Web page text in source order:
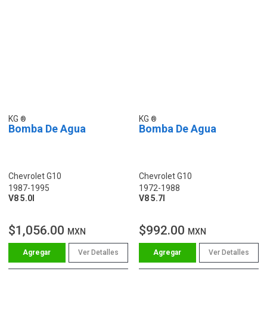
KG
Bomba De Agua
Chevrolet G10
1987-1995
V8 5.0l
$1,056.00 MXN
Ver Detalles
KG
Bomba De Agua
Chevrolet G10
1972-1988
V8 5.7l
$992.00 MXN
Ver Detalles